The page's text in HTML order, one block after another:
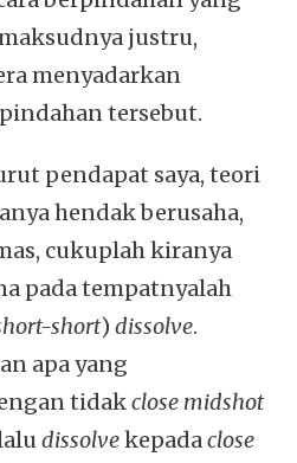
justru,
menyadarkan
tersebut.
pendapat saya, teori
hendak berusaha,
cukuplah kiranya
pada tempatnyalah
short) dissolve.
apa yang
tidakclose midshot
dissolvekepadaclose